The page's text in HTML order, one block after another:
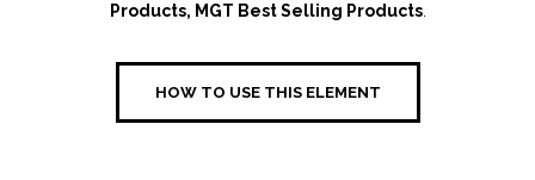
Products, MGT Best Selling Products.
HOW TO USE THIS ELEMENT